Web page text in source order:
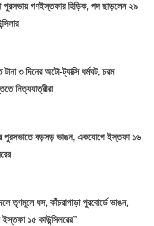
পুরসভায় গণইস্তফার হিড়িক, পদ ছাড়লেন ২৯
টানা ৩ দিনের অটো-ট্যাক্সি ধর্মঘট, চরম
নিত্যযাত্রীরা
পুরসভাতে বড়সড় ভাঙন, একযোগে ইস্তফা ১৬
তৃণমূলে ধস, কাঁচরাপাড়া পুরবোর্ডে ভাঙন,
ইস্তফা ১৫ কাউন্সিলরের”